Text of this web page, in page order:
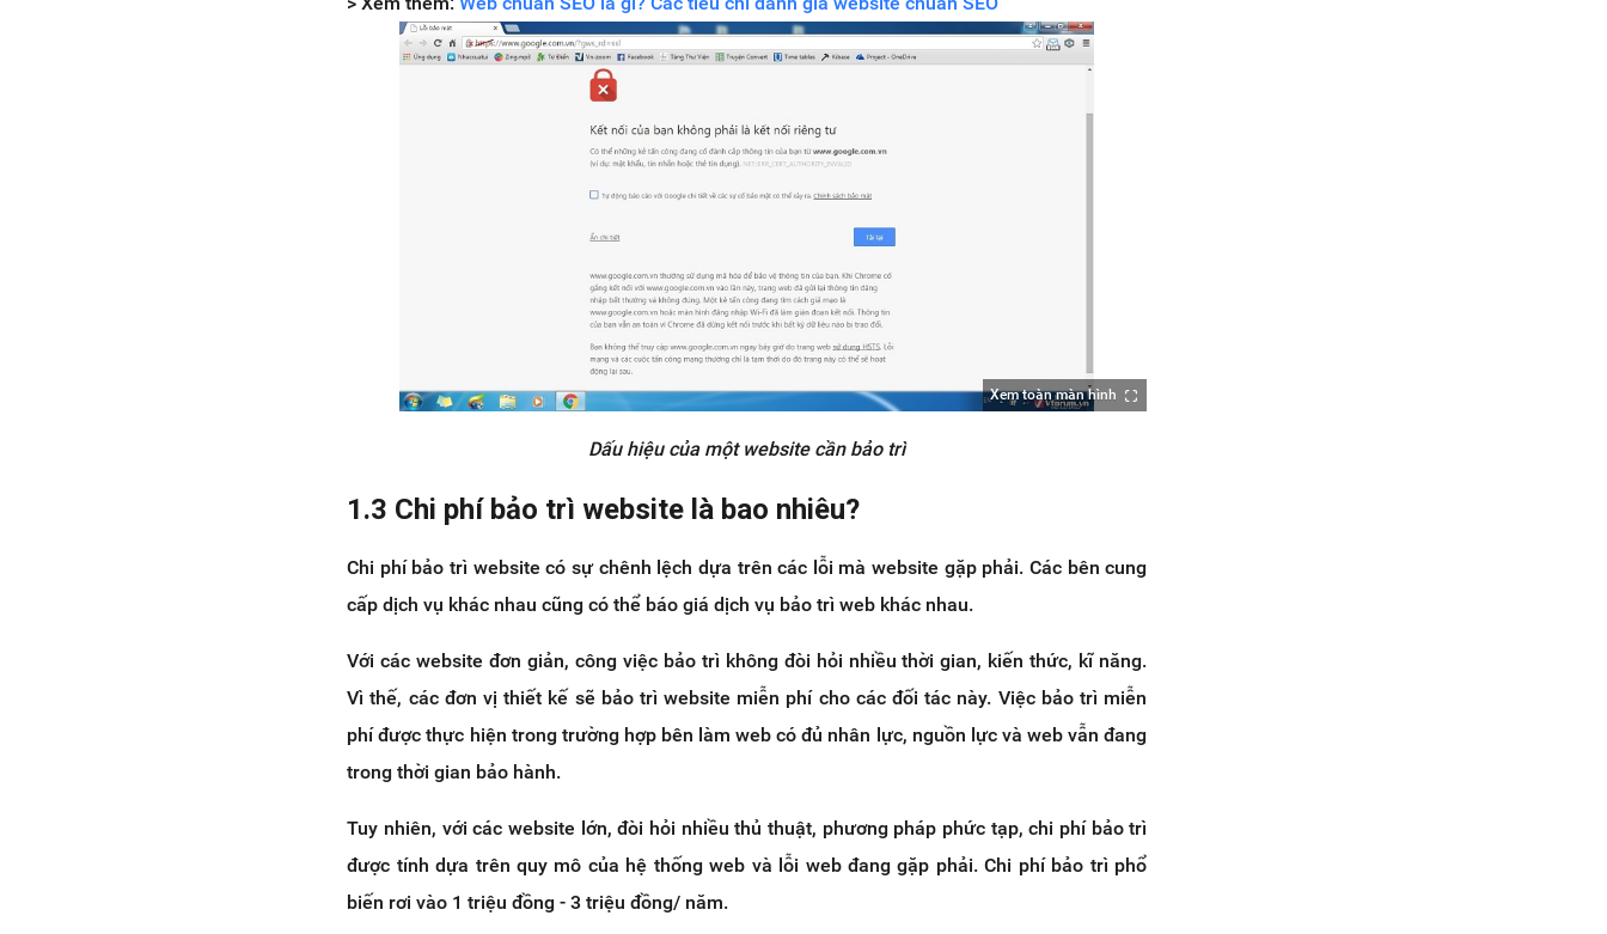
Xem toàn màn hình
Dấu hiệu của một website cần bảo trì
1.3 Chi phí bảo trì website là bao nhiêu?
Chi phí bảo trì website có sự chênh lệch dựa trên các lỗi mà website gặp phải. Các bên cung
cấp dịch vụ khác nhau cũng có thể báo giá dịch vụ bảo trì web khác nhau.
Với các website đơn giản, công việc bảo trì không đòi hỏi nhiều thời gian, kiến thức, kĩ năng.
Vì thế, các đơn vị thiết kế sẽ bảo trì website miễn phí cho các đối tác này. Việc bảo trì miễn
phí được thực hiện trong trường hợp bên làm web có đủ nhân lực, nguồn lực và web vẫn đang
trong thời gian bảo hành.
Tuy nhiên, với các website lớn, đòi hỏi nhiều thủ thuật, phương pháp phức tạp, chi phí bảo trì
được tính dựa trên quy mô của hệ thống web và lỗi web đang gặp phải. Chi phí bảo trì phổ
biến rơi vào 1 triệu đồng - 3 triệu đồng/ năm.